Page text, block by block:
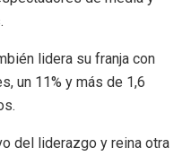
lidera su franja con
un 11% y más de 1,6
del liderazgo y reina otra